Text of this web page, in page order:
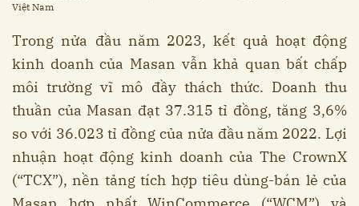
Việt Nam
Trong nửa đầu năm 2023, kết quả hoạt động
kinh doanh của Masan vẫn khả quan bất chấp
môi trường vĩ mô đầy thách thức. Doanh thu
thuần của Masan đạt 37.315 tỉ đồng, tăng 3,6%
so với 36.023 tỉ đồng của nửa đầu năm 2022. Lợi
nhuận hoạt động kinh doanh của The CrownX
(“TCX”), nền tảng tích hợp tiêu dùng-bán lẻ của